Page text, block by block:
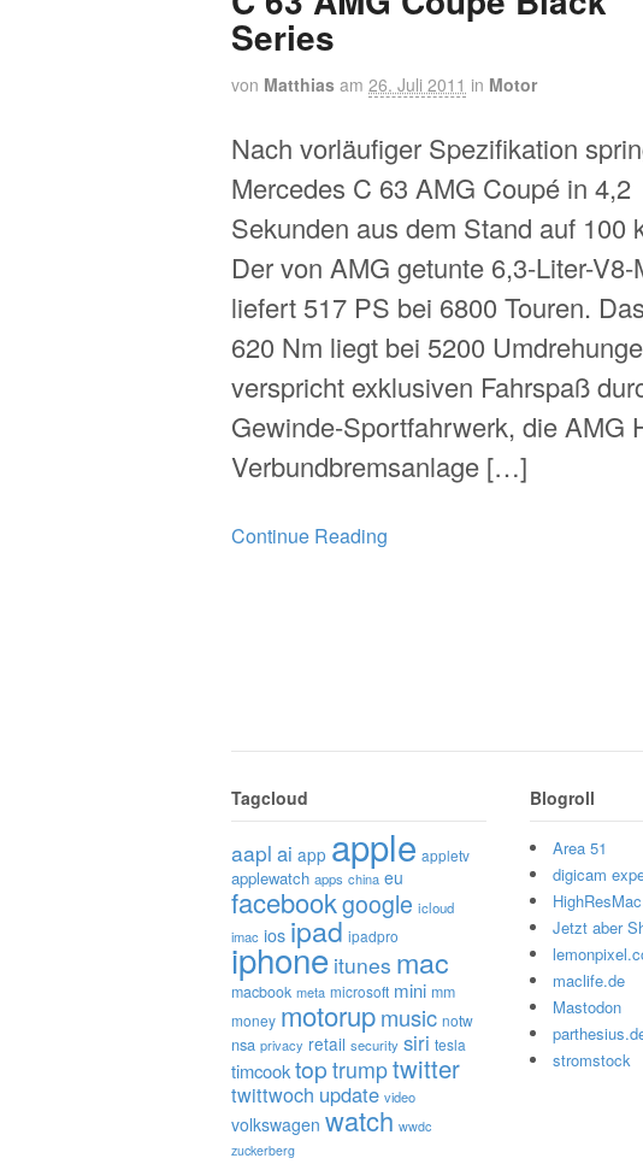
Series
von Matthias am 26. Juli 2011 in Motor
Nach vorläufiger Spezifikation
Mercedes C 63 AMG Coupé in 4,2
Sekunden aus dem Stand auf 100
Der von AMG getunte 6,3-Liter-V8-
liefert 517 PS bei 6800 Touren.
620 Nm liegt bei 5200
verspricht exklusiven Fahrspaß
Gewinde-Sportfahrwerk, die AMG
Verbundbremsanlage […]
Continue Reading
Tagcloud
aapl ai app apple appletv
applewatch apps china eu
facebookgoogle icloud
imac ios ipad ipadpro
iphone itunes mac
macbook meta microsoft mini mm
money motorupmusic notw
nsa privacy retail security siri tesla
timcooktop trumptwitter
twittwoch update video
volkswagen watch wwdc
zuckerberg
Blogroll
Area 51
digicam
HighResMac
Jetzt aber
maclife.de
Mastodon
stromstock